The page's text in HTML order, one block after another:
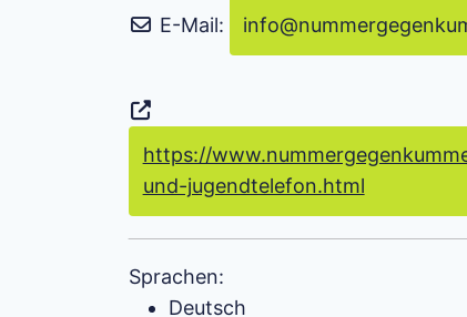
E-Mail: info@
https://
und-jugendtelefon.html
Sprachen:
Deutsch